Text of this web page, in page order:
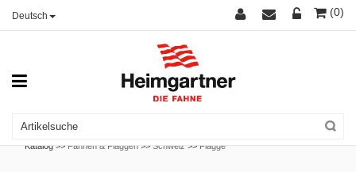
Deutsch (0)
Katalog >>Fahnen & Flaggen >>Schweiz >>Flagge